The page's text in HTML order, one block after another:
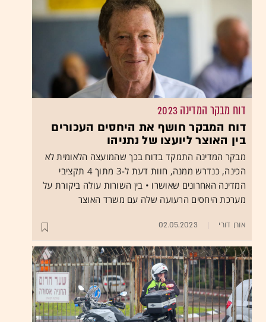
דוח מבקר המדינה 2023
דוח המבקר חושף את היחסים העכורים
בין האוצר ליועצו של נתניהו
מבקר המדינה התמקד בדוח בכך שהמועצה הלאומית לא
הכינה, כנדרש ממנה, חוות דעת ל-3 מתוך 4 תקציבי
המדינה האחרונים שאושרו • בין השורות עולה ביקורת על
מערכת היחסים הרעועה שלה עם משרד האוצר
אורן דורי 02.05.2023